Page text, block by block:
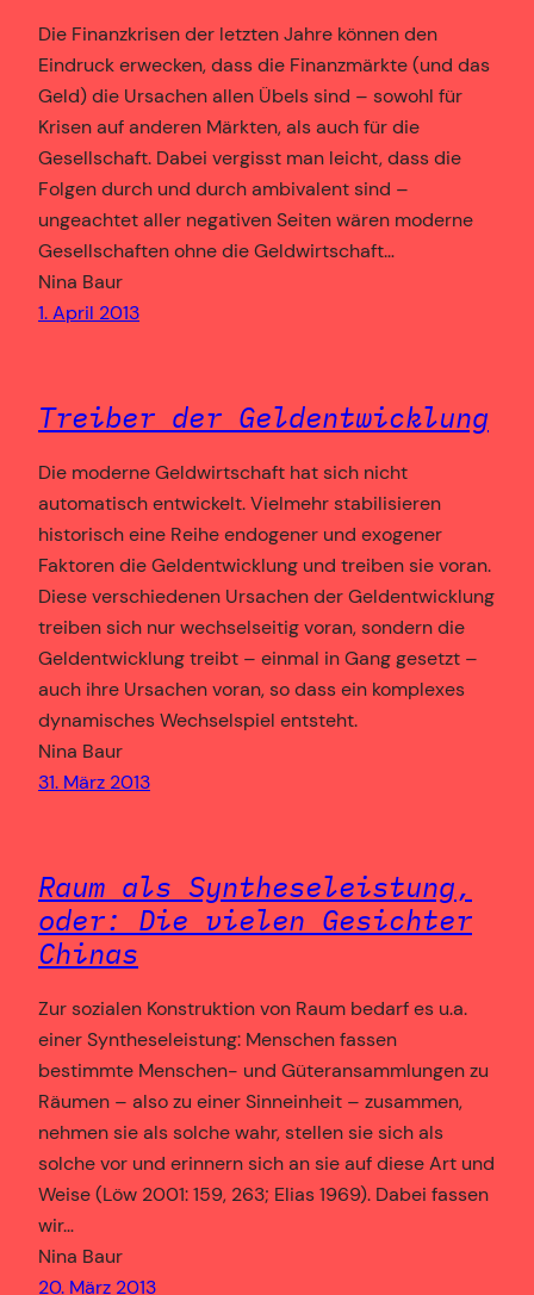
Die Finanzkrisen der letzten Jahre können den
Eindruck erwecken, dass die Finanzmärkte (und das
Geld) die Ursachen allen Übels sind – sowohl für
Krisen auf anderen Märkten, als auch für die
Gesellschaft. Dabei vergisst man leicht, dass die
Folgen durch und durch ambivalent sind –
ungeachtet aller negativen Seiten wären moderne
Gesellschaften ohne die Geldwirtschaft…
Nina Baur
1. April 2013
Treiber der Geldentwicklung
Die moderne Geldwirtschaft hat sich nicht
automatisch entwickelt. Vielmehr stabilisieren
historisch eine Reihe endogener und exogener
Faktoren die Geldentwicklung und treiben sie voran.
Diese verschiedenen Ursachen der Geldentwicklung
treiben sich nur wechselseitig voran, sondern die
Geldentwicklung treibt – einmal in Gang gesetzt –
auch ihre Ursachen voran, so dass ein komplexes
dynamisches Wechselspiel entsteht.
Nina Baur
31. März 2013
Raum als Syntheseleistung,
oder: Die vielen Gesichter
Chinas
Zur sozialen Konstruktion von Raum bedarf es u.a.
einer Syntheseleistung: Menschen fassen
bestimmte Menschen- und Güteransammlungen zu
Räumen – also zu einer Sinneinheit – zusammen,
nehmen sie als solche wahr, stellen sie sich als
solche vor und erinnern sich an sie auf diese Art und
Weise (Löw 2001: 159, 263; Elias 1969). Dabei fassen
wir…
Nina Baur
20. März 2013